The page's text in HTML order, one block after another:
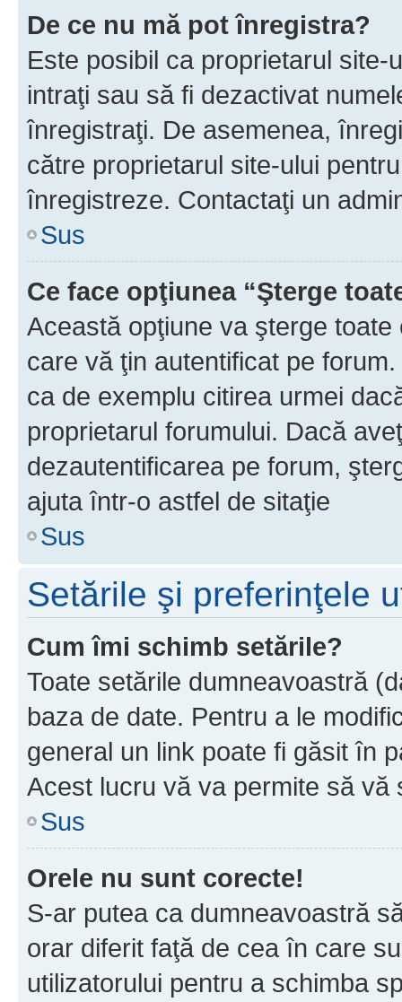
De ce nu mă pot înregistra?
Este posibil ca proprietarul
intraţi sau să fi dezactivat
înregistraţi. De asemenea,
către proprietarul site-ului
înregistreze. Contactaţi un
Sus
Ce face opţiunea “Şterge
Această opţiune va şterge
care vă ţin autentificat pe
ca de exemplu citirea urmei
proprietarul forumului. Dacă
dezautentificarea pe forum,
ajuta într-o astfel de sitaţie
Sus
Setările şi preferinţele
Cum îmi schimb setările?
Toate setările dumneavoastră
baza de date. Pentru a le
general un link poate fi găsit în
Acest lucru vă va permite să vă
Sus
Orele nu sunt corecte!
S-ar putea ca dumneavoastră
orar diferit faţă de cea în care
utilizatorului pentru a schimba